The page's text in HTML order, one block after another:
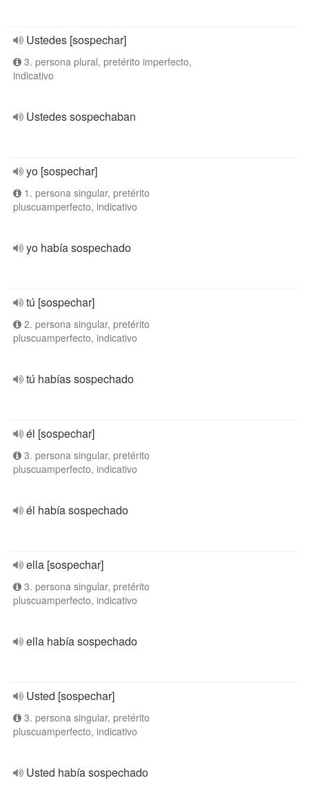
Ustedes [sospechar]
3. persona plural, pretérito imperfecto,
indicativo
Ustedes sospechaban
yo [sospechar]
1. persona singular, pretérito
pluscuamperfecto, indicativo
yo había sospechado
tú [sospechar]
2. persona singular, pretérito
pluscuamperfecto, indicativo
tú habías sospechado
él [sospechar]
3. persona singular, pretérito
pluscuamperfecto, indicativo
él había sospechado
ella [sospechar]
3. persona singular, pretérito
pluscuamperfecto, indicativo
ella había sospechado
Usted [sospechar]
3. persona singular, pretérito
pluscuamperfecto, indicativo
Usted había sospechado